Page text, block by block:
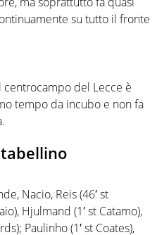
su tutto il fronte
centrocampo del Lecce è
tempo da incubo e non fa
Nacio, Reis (46′ st
Hjulmand (1′ st Catamo),
Paulinho (1′ st Coates),